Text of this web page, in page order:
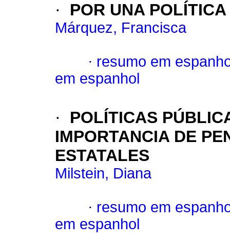
· POR UNA
Márquez, Francisca
· resumo em
em espanhol
·
POLÍTICAS
IMPORTANCIA DE
ESTATALES
Milstein, Diana
· resumo em
em espanhol